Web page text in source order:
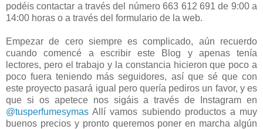
podéis contactar a través del número 663 612 691 de 9:00 a
14:00 horas o a través del formulario de la web.
Empezar de cero siempre es complicado, aún recuerdo
cuando comencé a escribir este Blog y apenas tenía
lectores, pero el trabajo y la constancia hicieron que poco a
poco fuera teniendo más seguidores, así que sé que con
este proyecto pasará igual pero quería pediros un favor, y es
que si os apetece nos sigáis a través de Instagram en
@tusperfumesymasAllí vamos subiendo productos a muy
buenos precios y pronto queremos poner en marcha algún